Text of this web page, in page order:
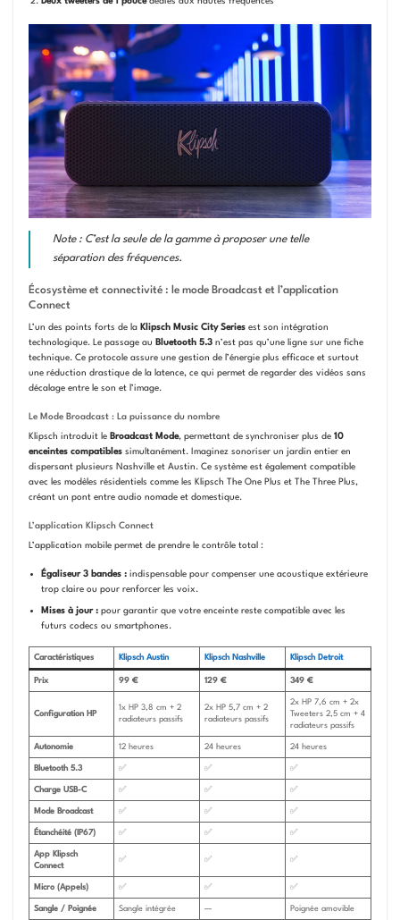
Note : C’est la seule de la gamme à proposer une telle
séparation des fréquences.
Écosystème et connectivité : le mode Broadcast et l’application
Connect
L’un des points forts de la Klipsch Music City Seriesest son intégration
technologique. Le passage au Bluetooth 5.3n’est pas qu’une ligne sur une fiche
technique. Ce protocole assure une gestion de l’énergie plus efficace et surtout
une réduction drastique de la latence, ce qui permet de regarder des vidéos sans
décalage entre le son et l’image.
Le Mode Broadcast : La puissance du nombre
Klipsch introduit le Broadcast Mode, permettant de synchroniser plus de 10
enceintes compatiblessimultanément. Imaginez sonoriser un jardin entier en
dispersant plusieurs Nashville et Austin. Ce système est également compatible
avec les modèles résidentiels comme les Klipsch The One Plus et The Three Plus,
créant un pont entre audio nomade et domestique.
L’application Klipsch Connect
L’application mobile permet de prendre le contrôle total :
Égaliseur 3 bandes : indispensable pour compenser une acoustique extérieure
trop claire ou pour renforcer les voix.
Mises à jour : pour garantir que votre enceinte reste compatible avec les
futurs codecs ou smartphones.
Caractéristiques Klipsch Austin Klipsch Nashville Klipsch Detroit
Prix 99 € 129 € 349 €
Configuration HP
1x HP 3,8 cm + 2
radiateurs passifs
2x HP 5,7 cm + 2
radiateurs passifs
2x HP 7,6 cm + 2x
Tweeters 2,5 cm + 4
radiateurs passifs
Autonomie 12 heures 24 heures 24 heures
Bluetooth 5.3 ✅ ✅ ✅
Charge USB-C ✅ ✅ ✅
Mode Broadcast ✅ ✅ ✅
Étanchéité (IP67) ✅ ✅ ✅
App Klipsch
Connect
✅ ✅ ✅
Micro (Appels) ✅ ✅ ✅
Sangle / Poignée Sangle intégrée — Poignée amovible